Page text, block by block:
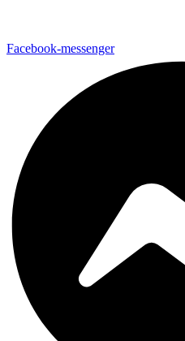
Facebook-messenger